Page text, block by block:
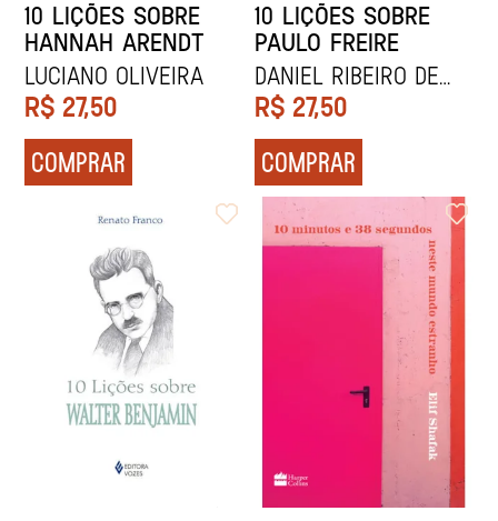
10 LIÇÕES SOBRE
HANNAH ARENDT
Luciano Oliveira
R$ 27,50
COMPRAR
10 LIÇÕES SOBRE
PAULO FREIRE
DANIEL RIBEIRO DE
ALMEIDA CHACON
R$ 27,50
COMPRAR